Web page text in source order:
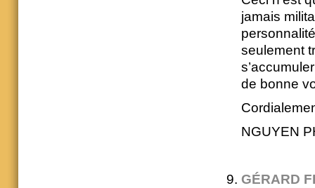
jamais
seulement
de bonne
NGUYEN
GÉRARD